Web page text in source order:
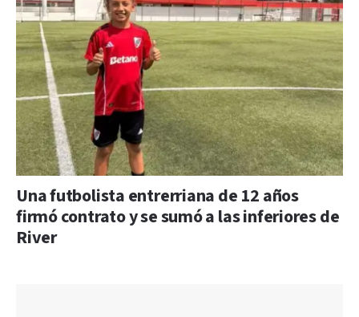
Una futbolista entrerriana de 12 años
firmó contrato y se sumó a las inferiores de
River